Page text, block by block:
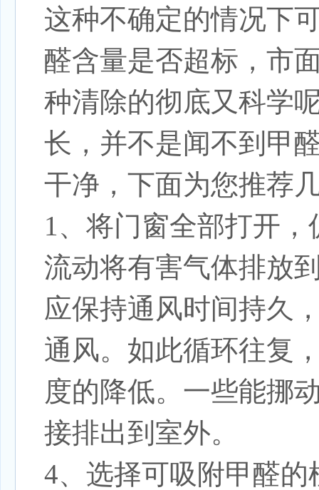
这种不确定的情况下
醛含量是否超标，市
种清除的彻底又科学
长，并不是闻不到甲
干净，下面为您推荐
1、将门窗全部打开
流动将有害气体排放
应保持通风时间持久
通风。如此循环往复
度的降低。一些能挪
接排出到室外。
4、选择可吸附甲醛